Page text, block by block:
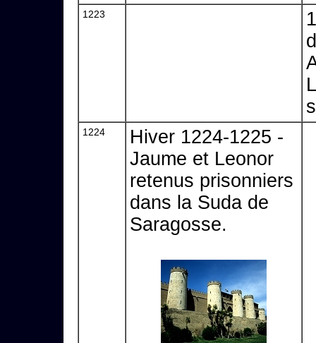
1223
1224
Hiver 1224-1225 -
Jaume et Leonor
retenus prisonniers
dans la Suda de
Saragosse.